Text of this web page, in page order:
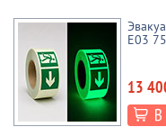
E03
13